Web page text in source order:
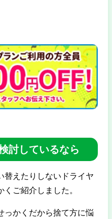
討しているなら
替えたりしないドライヤ
ご紹介しました。
っかくだから捨て方に悩